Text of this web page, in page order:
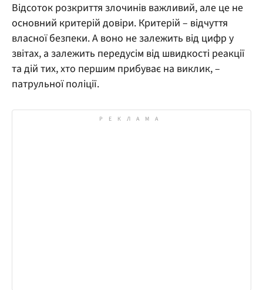
Відсоток розкриття злочинів важливий, але це не
основний критерій довіри. Критерій – відчуття
власної безпеки. А воно не залежить від цифр у
звітах, а залежить передусім від швидкості реакції
та дій тих, хто першим прибуває на виклик, –
патрульної поліції.